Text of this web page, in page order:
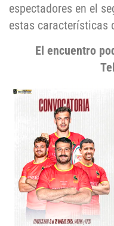
espectadores en el
estas características
El encuentro